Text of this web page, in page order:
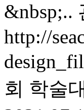
&nbsp;..
http://
회 학술